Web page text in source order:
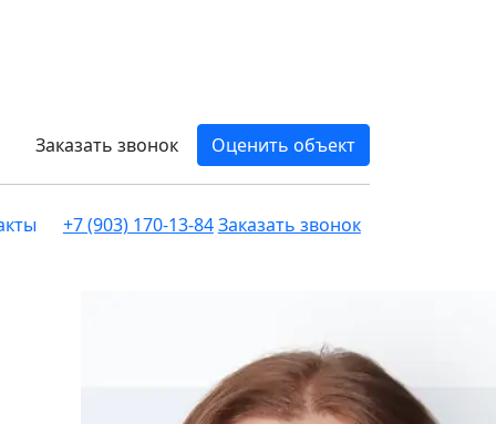
Заказать звонок
Оценить объект
+7 (903) 170-13-84Заказать звонок